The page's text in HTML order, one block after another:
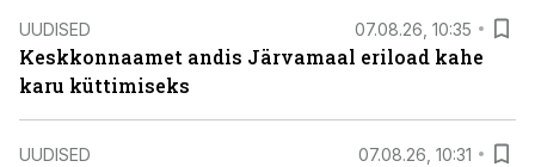
UUDISED 07.08.26, 10:35
Keskkonnaamet andis Järvamaal eriload kahe
karu küttimiseks
UUDISED 07.08.26, 10:31